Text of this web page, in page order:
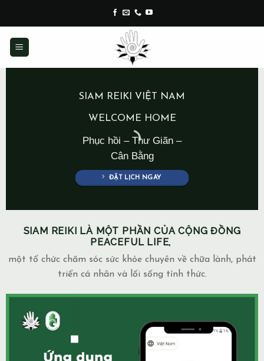
content
SIAM REIKI VIỆT NAM
WELCOME HOME
Phục hồi – Thư Giãn –
Cân Bằng
ĐẶT LỊCH NGAY
SIAM REIKI LÀ MỘT PHẦN CỦA CỘNG ĐỒNG
PEACEFUL LIFE,
một tổ chức chăm sóc sức khỏe chuyên về chữa lành, phát
triển cá nhân và lối sống tỉnh thức.